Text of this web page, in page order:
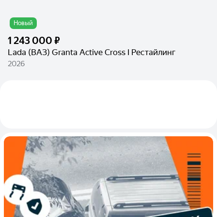
Новый
1 243 000 ₽
Lada (ВАЗ) Granta Active Cross I Рестайлинг
2026